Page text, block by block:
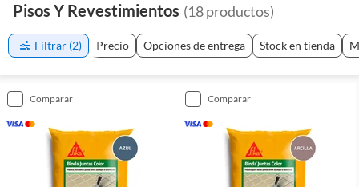
Pisos Y Revestimientos (18productos)
Filtrar (2) Precio Opciones de entrega Stock en tienda
comparar comparar